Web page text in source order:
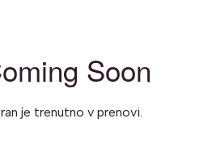
Soon
je trenutno v prenovi.